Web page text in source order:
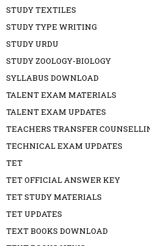
STUDY TEXTILES
STUDY TYPE WRITING
STUDY URDU
STUDY ZOOLOGY-BIOLOGY
SYLLABUS DOWNLOAD
TALENT EXAM MATERIALS
TALENT EXAM UPDATES
TEACHERS TRANSFER
TECHNICAL EXAM UPDATES
TET
TET OFFICIAL ANSWER KEY
TET STUDY MATERIALS
TET UPDATES
TEXT BOOKS DOWNLOAD